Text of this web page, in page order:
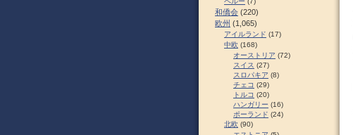
和僑会 (220)
欧州 (1,065)
アイルランド (17)
中欧 (168)
オーストリア (72)
スイス (27)
スロパキア (8)
チェコ (29)
トルコ (20)
ハンガリー (16)
ポーランド (24)
北欧 (90)